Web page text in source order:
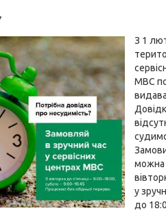
З 1
МВС по
можна
у
до